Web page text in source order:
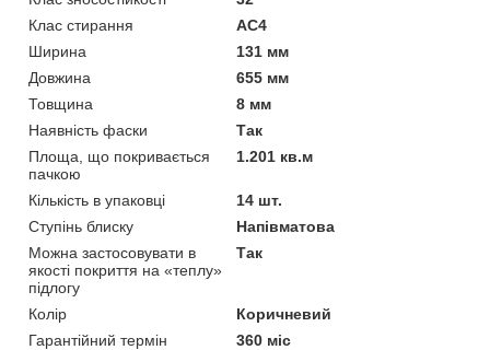
Клас стирання
АС4
Ширина
131 мм
Довжина
655 мм
Товщина
8 мм
Наявність фаски
Так
Площа, що покривається
пачкою
1.201 кв.м
Кількість в упаковці
14 шт.
Ступінь блиску
Напівматова
Можна застосовувати в
якості покриття на «теплу»
підлогу
Так
Колір
Коричневий
Гарантійний термін
360 міс